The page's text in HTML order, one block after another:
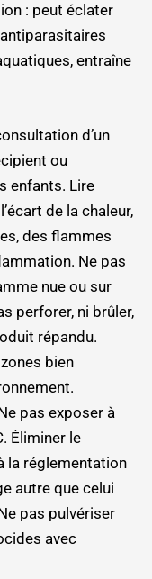
: peut éclater
entraîne
d’un
ou
enfants. Lire
de la chaleur,
des flammes
Ne pas
nue ou sur
perforer, ni brûler,
répandu.
bien
pas exposer à
Éliminer le
la réglementation
autre que celui
pas pulvériser
avec